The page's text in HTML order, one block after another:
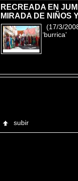
RECREADA EN
MIRADA DE NIÑOS
(17/3/
‘burrica’
subir